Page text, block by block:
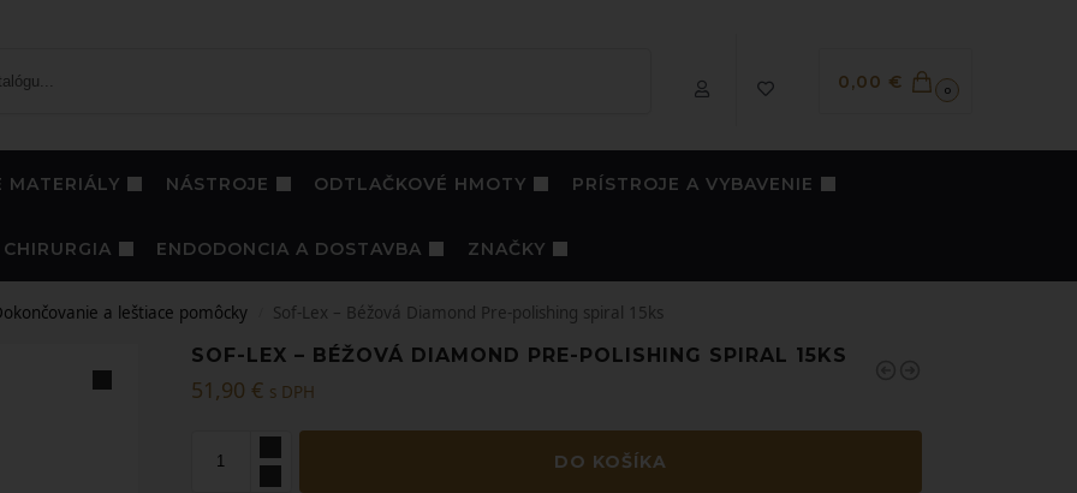
0,00 € 0
MATERIÁLY NÁSTROJE ODTLAČKOVÉ HMOTY PRÍSTROJE A VYBAVENIE
CHIRURGIA ENDODONCIA A DOSTAVBA ZNAČKY
a leštiace pomôcky Sof-Lex – Béžová Diamond Pre-polishing spiral 15ks
SOF-LEX – BÉŽOVÁ DIAMOND PRE-POLISHING SPIRAL 15KS
51,90 € s DPH
DO KOŠÍKA